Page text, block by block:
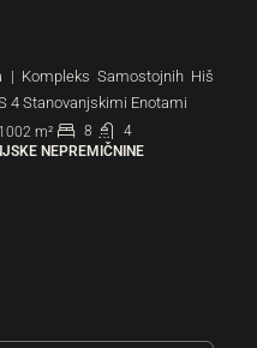
| Kompleks Samostojnih Hiš
4 Stanovanjskimi Enotami
1002 m² 8
4
NEPREMIČNINE